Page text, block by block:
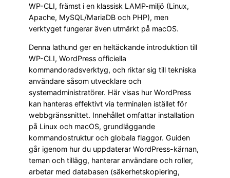
WP-CLI, främst i en klassisk LAMP-miljö (Linux,
Apache, MySQL/MariaDB och PHP), men
verktyget fungerar även utmärkt på macOS.
Denna lathund ger en heltäckande introduktion till
WP-CLI, WordPress officiella
kommandoradsverktyg, och riktar sig till tekniska
användare såsom utvecklare och
systemadministratörer. Här visas hur WordPress
kan hanteras effektivt via terminalen istället för
webbgränssnittet. Innehållet omfattar installation
på Linux och macOS, grundläggande
kommandostruktur och globala flaggor. Guiden
går igenom hur du uppdaterar WordPress-kärnan,
teman och tillägg, hanterar användare och roller,
arbetar med databasen (säkerhetskopiering,